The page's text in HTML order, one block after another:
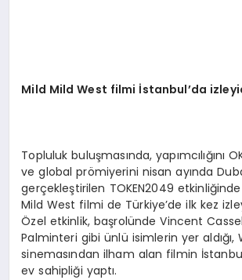
Mild Mild West filmi İstanbul’da
Topluluk buluşmasında, yapımcılığını
ve global prömiyerini nisan ayında
gerçekleştirilen TOKEN2049
Mild West filmi de Türkiye’de ilk kez
Özel etkinlik, başrolünde Vincent
Palminteri gibi ünlü isimlerin yer aldığı,
sinemasından ilham alan filmin
ev sahipliği yaptı.